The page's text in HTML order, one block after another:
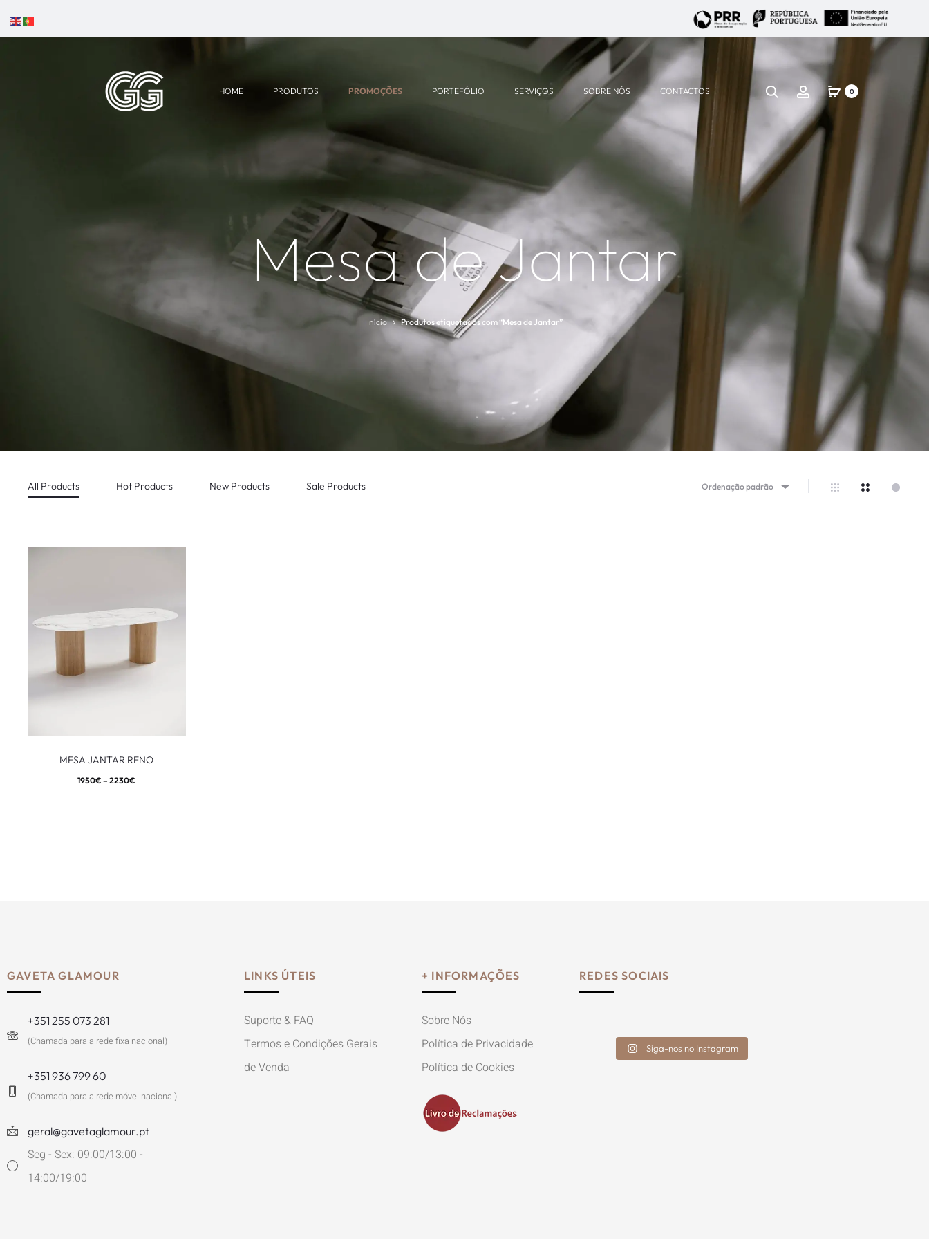
HOME PRODUTOS PROMOÇÕES PORTEFÓLIO SERVIÇOS SOBRE NÓS CONTACTOS 0
Mesa de Jantar
Início Produtos etiquetados com “Mesa de Jantar”
All Products Hot Products New Products Sale Products Ordenação padrão
MESA JANTAR RENO
1950€ – 2230€
GAVETA GLAMOUR
+351 255 073 281
(Chamada para a rede fixa nacional)
+351 936 799 60
(Chamada para a rede móvel nacional)
geral@gavetaglamour.pt
Seg - Sex: 09:00/13:00 -
14:00/19:00
LINKS ÚTEIS
Suporte & FAQ
Termos e Condições Gerais
de Venda
+ INFORMAÇÕES
Sobre Nós
Política de Privacidade
Política de Cookies
REDES SOCIAIS
Siga-nos no Instagram